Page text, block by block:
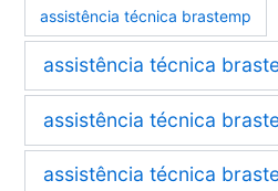
assistência técnica brastemp
assistência técnica
assistência técnica
assistência técnica